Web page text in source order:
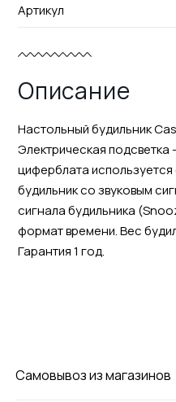
Артикул
Описание
Настольный будильник
Электрическая подсветка
циферблата
будильник со звуковым
сигнала будильника
формат времени. Вес
Гарантия 1 год.
Самовывоз из магазинов